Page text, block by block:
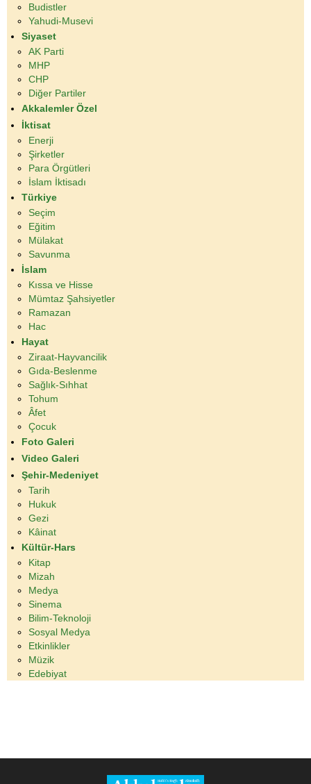
Budistler
Yahudi-Musevi
Siyaset
AK Parti
MHP
CHP
Diğer Partiler
Akkalemler Özel
İktisat
Enerji
Şirketler
Para Örgütleri
İslam İktisadı
Türkiye
Seçim
Eğitim
Mülakat
Savunma
İslam
Kıssa ve Hisse
Mümtaz Şahsiyetler
Ramazan
Hac
Hayat
Ziraat-Hayvancilik
Gıda-Beslenme
Sağlık-Sıhhat
Tohum
Âfet
Çocuk
Foto Galeri
Video Galeri
Şehir-Medeniyet
Tarih
Hukuk
Gezi
Kâinat
Kültür-Hars
Kitap
Mizah
Medya
Sinema
Bilim-Teknoloji
Sosyal Medya
Etkinlikler
Müzik
Edebiyat